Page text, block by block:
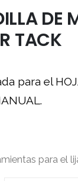
DE
TACK
para el
para el